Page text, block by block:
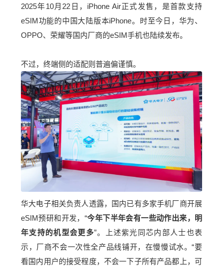
2025年10月22日，iPhone Air正式发售，是首款支持
eSIM功能的中国大陆版本iPhone。时至今日，华为、
OPPO、 荣耀等国内厂商的eSIM手机也陆续发布。
不过，终端侧的适配则普遍偏谨慎。
华大电子相关负责人透露，国内已有多家手机厂商开展
eSIM预研和开发，“今年下半年会有一些动作出来，明
年支持的机型会更多”。上述紫光同芯内部人士也表
示，厂商不会一次性全产品线铺开，在慢慢试水。“要
看国内用户的接受程度，不会一下子所有产品都上，可